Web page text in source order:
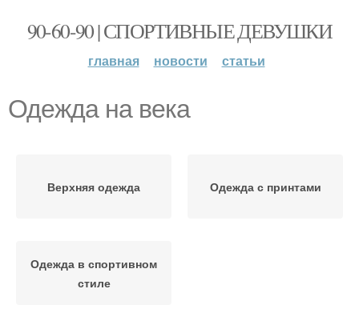
90-60-90 | СПОРТИВНЫЕ ДЕВУШКИ
главная новости статьи
Одежда на века
Верхняя одежда Одежда с принтами
Одежда в спортивном
стиле